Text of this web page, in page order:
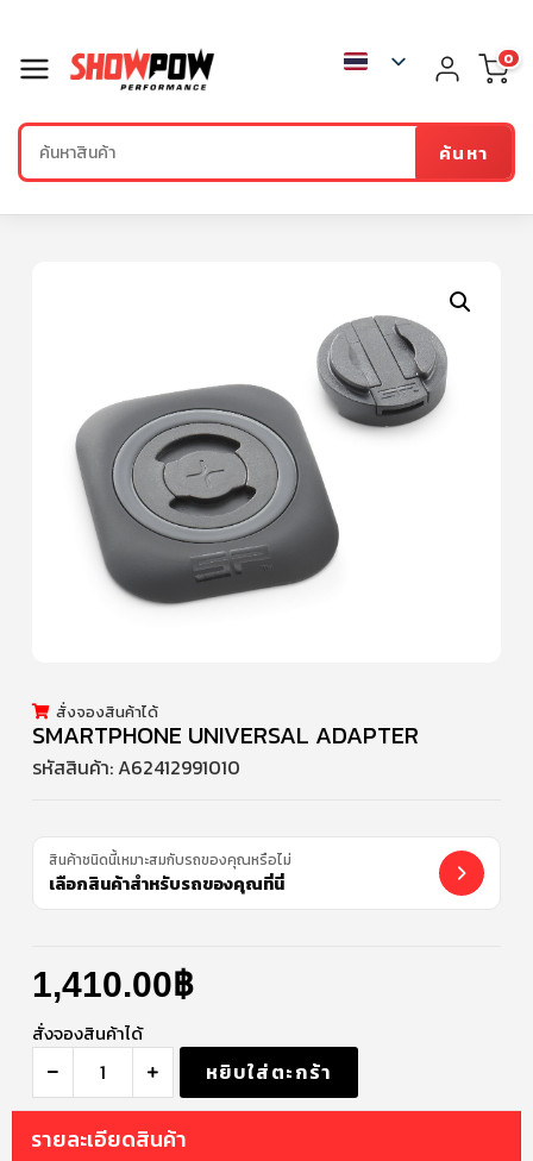
ค้นหา
0
สั่งจองสินค้าได้
SMARTPHONE UNIVERSAL ADAPTER
รหัสสินค้า:A62412991010
สินค้าชนิดนี้เหมาะสมกับรถของคุณหรือไม่
เลือกสินค้าสำหรับรถของคุณที่นี่
1,410.00฿
สั่งจองสินค้าได้
หยิบใส่ตะกร้า
รายละเอียดสินค้า